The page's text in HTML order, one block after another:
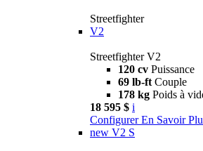
Streetfighter
V2
Streetfighter V2
120 cv Puissance
69 lb-ft Couple
178 kg Poids à
18 595 $ i
Configurer En Savoir
new V2 S